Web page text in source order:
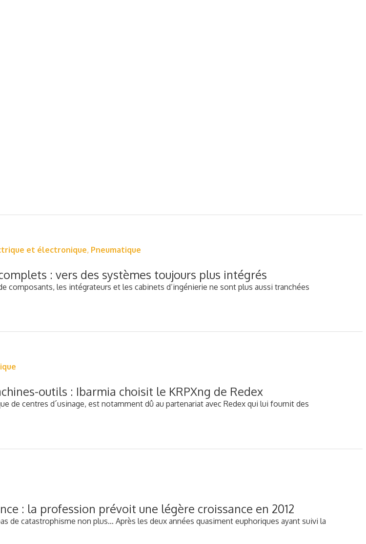
et électronique, Pneumatique
: vers des systèmes toujours plus intégrés
composants, les intégrateurs et les cabinets d’ingénierie ne sont plus aussi tranchées
outils : Ibarmia choisit le KRPXng de Redex
de centres d´usinage, est notamment dû au partenariat avec Redex qui lui fournit des
: la profession prévoit une légère croissance en 2012
de catastrophisme non plus… Après les deux années quasiment euphoriques ayant suivi la